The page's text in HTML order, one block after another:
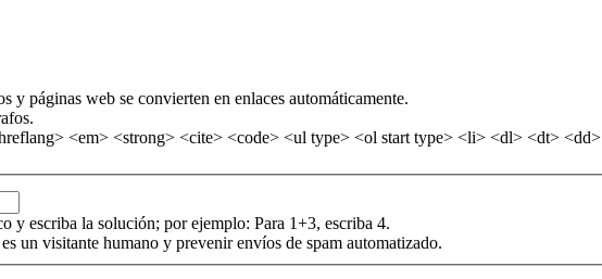
y páginas web se convierten en enlaces automáticamente.
<em> <strong> <cite> <code> <ul type> <ol start type> <li> <dl> <dt> <dd>
y escriba la solución; por ejemplo: Para 1+3, escriba 4.
un visitante humano y prevenir envíos de spam automatizado.